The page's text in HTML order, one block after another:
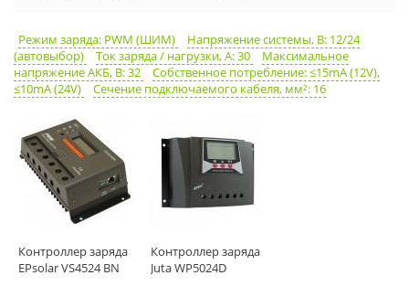
Режим заряда: PWM (ШИМ)
Напряжение системы, В: 12/24
(автовыбор)
Ток заряда / нагрузки, А: 30
Максимальное
напряжение АКБ, В: 32
Собственное потребление: ≤15mA (12V),
≤10mA (24V)
Сечение подключаемого кабеля, мм²: 16
Контроллер заряда
EPsolar VS4524 BN
Контроллер заряда
Juta WP5024D